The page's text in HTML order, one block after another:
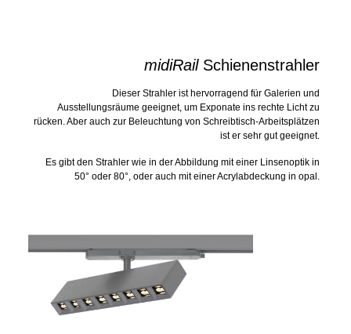
midiRailSchienenstrahler
Dieser Strahler ist hervorragend für Galerien und
Ausstellungsräume geeignet, um Exponate ins rechte Licht zu
rücken. Aber auch zur Beleuchtung von Schreibtisch-Arbeitsplätzen
ist er sehr gut geeignet.
Es gibt den Strahler wie in der Abbildung mit einer Linsenoptik in
50° oder 80°, oder auch mit einer Acrylabdeckung in opal.